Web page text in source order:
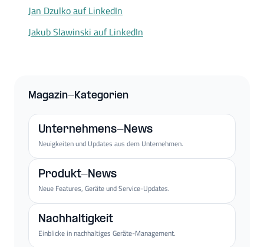
Jan Dzulko auf LinkedIn
Jakub Slawinski auf LinkedIn
Magazin-Kategorien
Unternehmens-News
Neuigkeiten und Updates aus dem Unternehmen.
Produkt-News
Neue Features, Geräte und Service-Updates.
Nachhaltigkeit
Einblicke in nachhaltiges Geräte-Management.